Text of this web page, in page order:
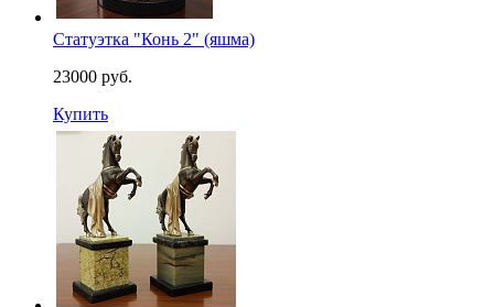
Статуэтка "Конь 2" (яшма)
23000 руб.
Купить